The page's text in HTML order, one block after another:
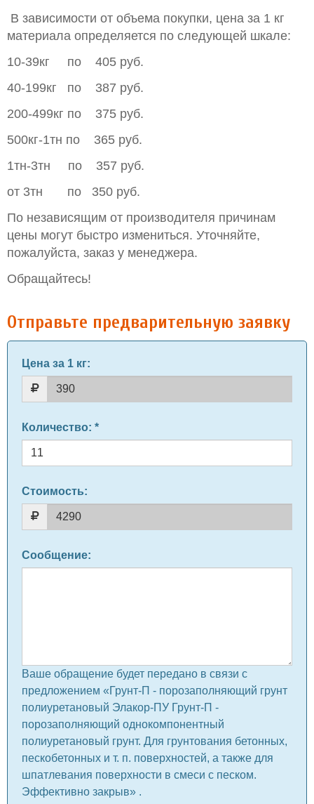
В зависимости от объема покупки, цена за 1 кг
материала определяется по следующей шкале:
10-39кг по 405 руб.
40-199кг по 387 руб.
200-499кг по 375 руб.
500кг-1тн по 365 руб.
1тн-3тн по 357 руб.
от 3тн по 350 руб.
По независящим от производителя причинам
цены могут быстро измениться. Уточняйте,
пожалуйста, заказ у менеджера.
Обращайтесь!
Отправьте предварительную заявку
Цена за 1 кг:
Количество: *
Стоимость:
Сообщение:
Ваше обращение будет передано в связи с
предложением «Грунт-П - порозаполняющий грунт
полиуретановый Элакор-ПУ Грунт-П -
порозаполняющий однокомпонентный
полиуретановый грунт. Для грунтования бетонных,
пескобетонных и т. п. поверхностей, а также для
шпатлевания поверхности в смеси с песком.
Эффективно закрыв» .